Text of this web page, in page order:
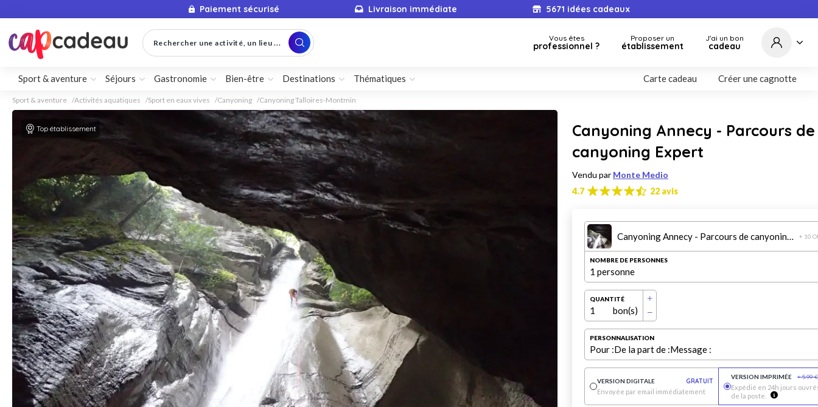
Paiement sécurisé Livraison immédiate 5671 idées cadeaux
Rechercher une activité, un lieu ... Vous êtes
professionnel ?
Proposer un
établissement
J'ai un bon
cadeau
Sport & aventure Séjours Gastronomie Bien-être Destinations Thématiques Carte cadeau Créer une cagnotte
Sport & aventure Activités aquatiques Sport en eaux vives Canyoning Canyoning Talloires-Montmin
Top établissement
Canyoning Annecy - Parcours de
canyoning Expert
Vendu par Monte Medio
4.7
22 avis
Canyoning Annecy - Parcours de canyoning Expert + 10
NOMBRE DE PERSONNES
1 personne
QUANTITÉ
1 bon(s)
PERSONNALISATION
Pour :De la part de :Message :
VERSION DIGITALE
GRATUIT
Envoyée par email immédiatement
VERSION IMPRIMÉE +5.99 €
Expédié en 24h jours
de la poste.